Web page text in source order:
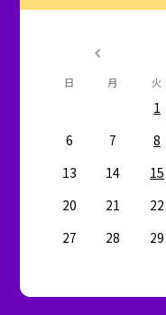
日 月 火
1
6
7 8
13
14 15
20
21 22
27
28 29